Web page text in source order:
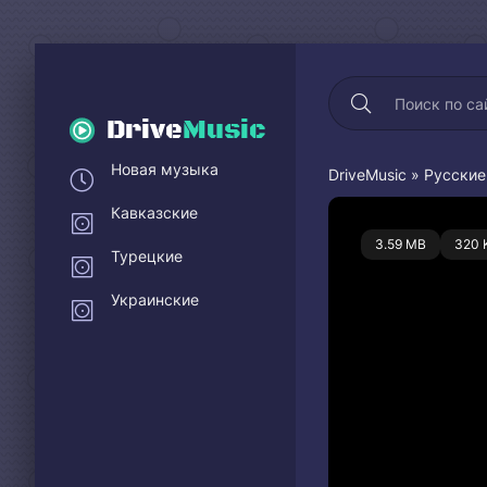
DriveMusic
DriveMusic »
3.59 MB 320
0
Новая музыка
Кавказские
Турецкие
Украинские